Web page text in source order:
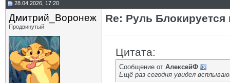
28.04.2026, 17:20
Дмитрий_Воронеж
Продвинутый
Re: Руль Блокируется
Цитата:
Сообщение от АлексейФ
Ещё раз сегодня увидел